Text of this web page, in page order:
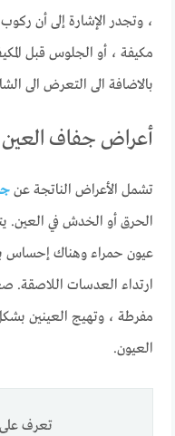
، وتجدر الإشارة إلى أن
مكيفة ، أو الجلوس قبل
بالاضافة الى التعرض الى
أعراض جفاف العين
تشمل الأعراض الناتجة عن
الحرق أو الخدش في العين.
عيون حمراء وهناك إحساس
ارتداء العدسات اللاصقة.
مفرطة ، وتهيج العينين
العيون.
تعرف